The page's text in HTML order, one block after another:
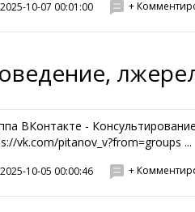
2025-10-07 00:01:00 +
ВКонтакте -
vk.com/pitanov_v?from=groups ...
2025-10-05 00:00:46 +